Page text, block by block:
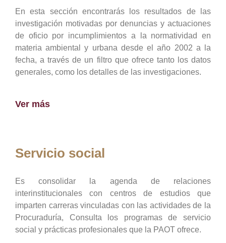
En esta sección encontrarás los resultados de las
investigación motivadas por denuncias y actuaciones
de oficio por incumplimientos a la normatividad en
materia ambiental y urbana desde el año 2002 a la
fecha, a través de un filtro que ofrece tanto los datos
generales, como los detalles de las investigaciones.
Ver más
Servicio social
Es consolidar la agenda de relaciones
interinstitucionales con centros de estudios que
imparten carreras vinculadas con las actividades de la
Procuraduría, Consulta los programas de servicio
social y prácticas profesionales que la PAOT ofrece.